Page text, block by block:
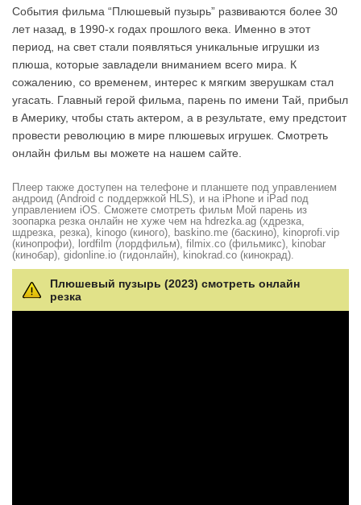
События фильма “Плюшевый пузырь” развиваются более 30
лет назад, в 1990-х годах прошлого века. Именно в этот
период, на свет стали появляться уникальные игрушки из
плюша, которые завладели вниманием всего мира. К
сожалению, со временем, интерес к мягким зверушкам стал
угасать. Главный герой фильма, парень по имени Тай, прибыл
в Америку, чтобы стать актером, а в результате, ему предстоит
провести революцию в мире плюшевых игрушек. Смотреть
онлайн фильм вы можете на нашем сайте.
Плеер также доступен на телефоне и планшете под управлением
андроид (Android с поддержкой HLS), и на iPhone и iPad под
управлением iOS. Сможете смотреть фильм Мой парень из
зоопарка резка онлайн не хуже чем на hdrezka.ag (хдрезка,
шдрезка, резка), kinogo (киного), baskino.me (баскино), kinoprofi.vip
(кинопрофи), lordfilm (лордфильм), filmix.co (фильмикс), kinobar
(кинобар), gidonline.io (гидонлайн), kinokrad.сo (кинокрад).
Плюшевый пузырь (2023) смотреть онлайн
резка